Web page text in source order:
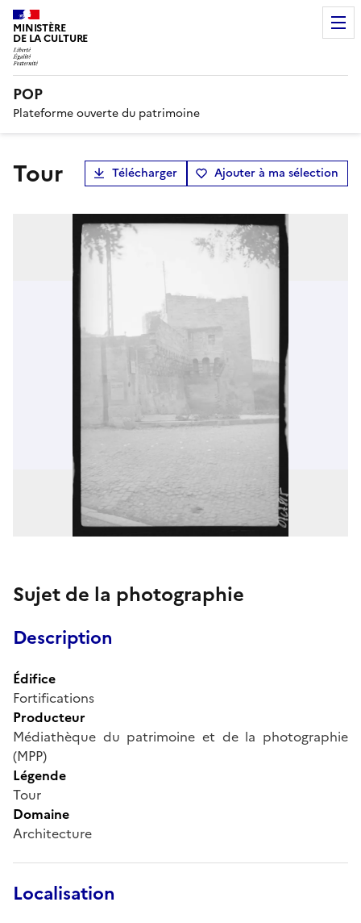
MINISTÈRE
DE LA CULTURE
POP
Plateforme ouverte du patrimoine
Tour Télécharger Ajouter à ma sélection
Sujet de la photographie
Description
Édifice
Fortifications
Producteur
Médiathèque du patrimoine et de la photographie
(MPP)
Légende
Tour
Domaine
Architecture
Localisation